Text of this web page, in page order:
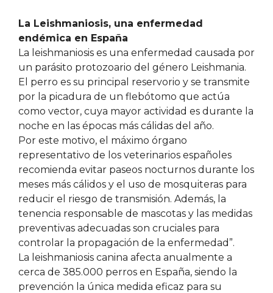
La Leishmaniosis, una enfermedad
endémica en España
La leishmaniosis es una enfermedad causada por
un parásito protozoario del género Leishmania.
El perro es su principal reservorio y se transmite
por la picadura de un flebótomo que actúa
como vector, cuya mayor actividad es durante la
noche en las épocas más cálidas del año.
Por este motivo, el máximo órgano
representativo de los veterinarios españoles
recomienda evitar paseos nocturnos durante los
meses más cálidos y el uso de mosquiteras para
reducir el riesgo de transmisión. Además, la
tenencia responsable de mascotas y las medidas
preventivas adecuadas son cruciales para
controlar la propagación de la enfermedad”.
La leishmaniosis canina afecta anualmente a
cerca de 385.000 perros en España, siendo la
prevención la única medida eficaz para su